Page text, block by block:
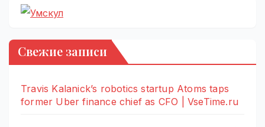
Свежие записи
Travis Kalanick’s robotics startup Atoms taps
former Uber finance chief as CFO | VseTime.ru